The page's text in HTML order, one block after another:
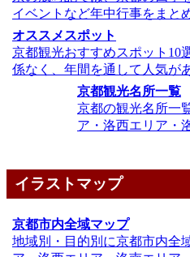
イベントなど年中行事をまと
オススメスポット
京都観光おすすめスポット10
係なく、年間を通して人気が
京都観光名所一覧
京都の観光名所一
ア・洛西エリア・
イラストマップ
京都市内全域マップ
地域別・目的別に京都市内全